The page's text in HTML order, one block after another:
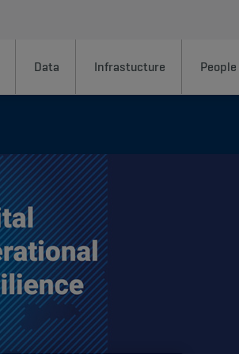
Data Infrastucture